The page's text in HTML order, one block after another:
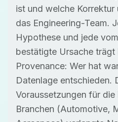
ist und welche
das Engineering-Team.
Hypothese und jede
bestätigte Ursache trägt
Provenance: Wer hat
Datenlage entschieden.
Voraussetzungen für die
Branchen (Automotive,